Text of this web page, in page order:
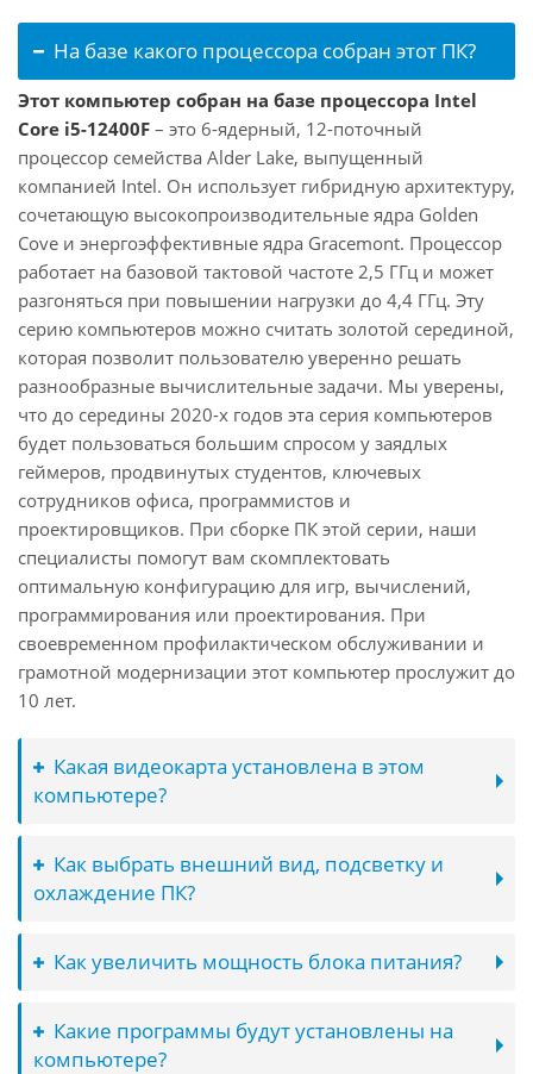
На базе какого процессора собран этот ПК?
Этот компьютер собран на базе процессора Intel
Core i5-12400F – это 6-ядерный, 12-поточный
процессор семейства Alder Lake, выпущенный
компанией Intel. Он использует гибридную архитектуру,
сочетающую высокопроизводительные ядра Golden
Cove и энергоэффективные ядра Gracemont. Процессор
работает на базовой тактовой частоте 2,5 ГГц и может
разгоняться при повышении нагрузки до 4,4 ГГц. Эту
серию компьютеров можно считать золотой серединой,
которая позволит пользователю уверенно решать
разнообразные вычислительные задачи. Мы уверены,
что до середины 2020-х годов эта серия компьютеров
будет пользоваться большим спросом у заядлых
геймеров, продвинутых студентов, ключевых
сотрудников офиса, программистов и
проектировщиков. При сборке ПК этой серии, наши
специалисты помогут вам скомплектовать
оптимальную конфигурацию для игр, вычислений,
программирования или проектирования. При
своевременном профилактическом обслуживании и
грамотной модернизации этот компьютер прослужит до
10 лет.
Какая видеокарта установлена в этом
компьютере?
Как выбрать внешний вид, подсветку и
охлаждение ПК?
Как увеличить мощность блока питания?
Какие программы будут установлены на
компьютере?